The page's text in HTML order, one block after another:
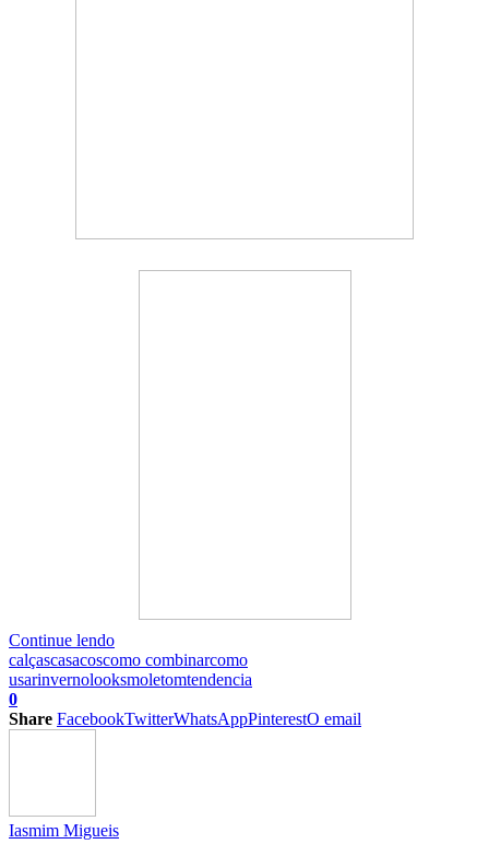
Continue lendo
calçascasacoscomo combinarcomo
usarinvernolooksmoletomtendencia
0
Share FacebookTwitterWhatsAppPinterestO email
Iasmim Migueis